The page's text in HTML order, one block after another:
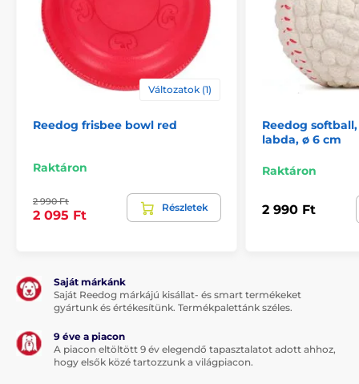
Erősíti a kapcsolatot a kutya és a gazdi között
A termék hátrányai:
változhatnak. A képek csak illusztrációk.
A termék a következő kategóriákba sorolt
Táplálék és felszerelés Játékok
Változatok (1)
Reedog frisbee bowl red
Raktáron
2 990 Ft
2 095 Ft
Részletek
Reedog
labda, ø 6 cm
Raktáron
2 990 Ft
Saját márkánk
Saját Reedog márkájú kisállat- és smart termékeket
gyártunk és értékesítünk. Termékpalettánk széles.
9 éve a piacon
A piacon eltöltött 9 év elegendő tapasztalatot adott ahhoz,
hogy elsők közé tartozzunk a világpiacon.